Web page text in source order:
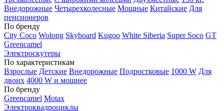
Внедорожные Четырехколесные Мощные Китайские Для
пенсионеров
По бренду
City Coco Wolong Skyboard Kugoo White Siberia Super Soco GT
Greencamel
Электроскутеры
По характеристикам
Взрослые Детские Внедорожные Подростковые 1000 W Для
двоих 4000 W и мощнее
По бренду
Greencamel Motax
Электроквадроциклы